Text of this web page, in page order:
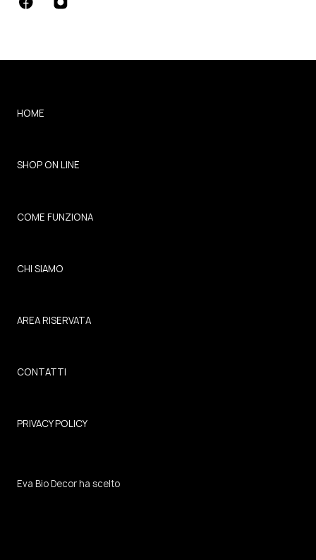
HOME
SHOP ON LINE
COME FUNZIONA
CHI SIAMO
AREA RISERVATA
CONTATTI
PRIVACY POLICY